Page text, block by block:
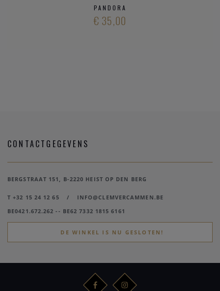
PANDORA
€ 35,00
CONTACTGEGEVENS
BERGSTRAAT 151, B-2220 HEIST OP DEN BERG
T +32 15 24 12 65 /
INFO@CLEMVERCAMMEN.BE
BE0421.672.262 -- BE62 7332 1815 6161
DE WINKEL IS NU GESLOTEN!